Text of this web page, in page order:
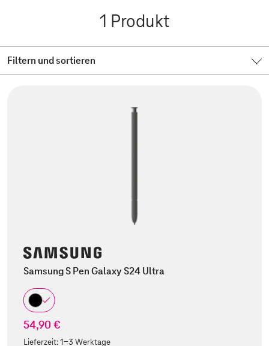
1 Produkt
Filtern und sortieren
Samsung S Pen Galaxy S24 Ultra
54,90 €
Lieferzeit:1-3 Werktage